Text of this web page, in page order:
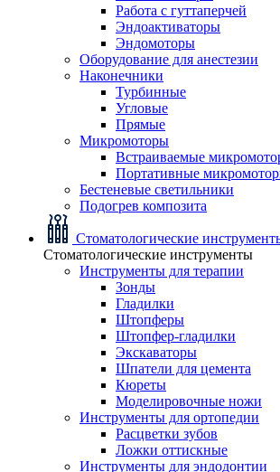
Работа с гуттаперчей
Эндоактиваторы
Эндомоторы
Оборудование для анестезии
Наконечники
Турбинные
Угловые
Прямые
Микромоторы
Встраиваемые
Портативные
Бестеневые светильники
Подогрев композита
Стоматологические
Стоматологические инструменты
Инструменты для терапии
Зонды
Гладилки
Штопферы
Штопфер-гладилки
Экскаваторы
Шпатели для цемента
Кюреты
Моделировочные ножи
Инструменты для ортопедии
Расцветки зубов
Ложки оттискные
Инструменты для эндодонтии